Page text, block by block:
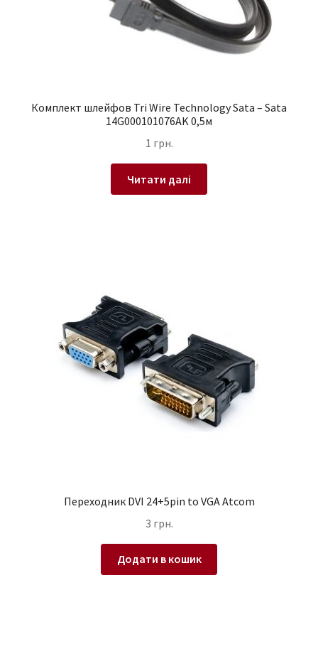
Комплект шлейфов Tri Wire Technology Sata – Sata
14G000101076AK 0,5м
1 грн.
Читати далі
Переходник DVI 24+5pin to VGA Atcom
3 грн.
Додати в кошик